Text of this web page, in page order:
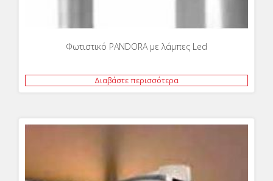
Φωτιστικό PANDORA με λάμπες Led
Διαβάστε περισσότερα